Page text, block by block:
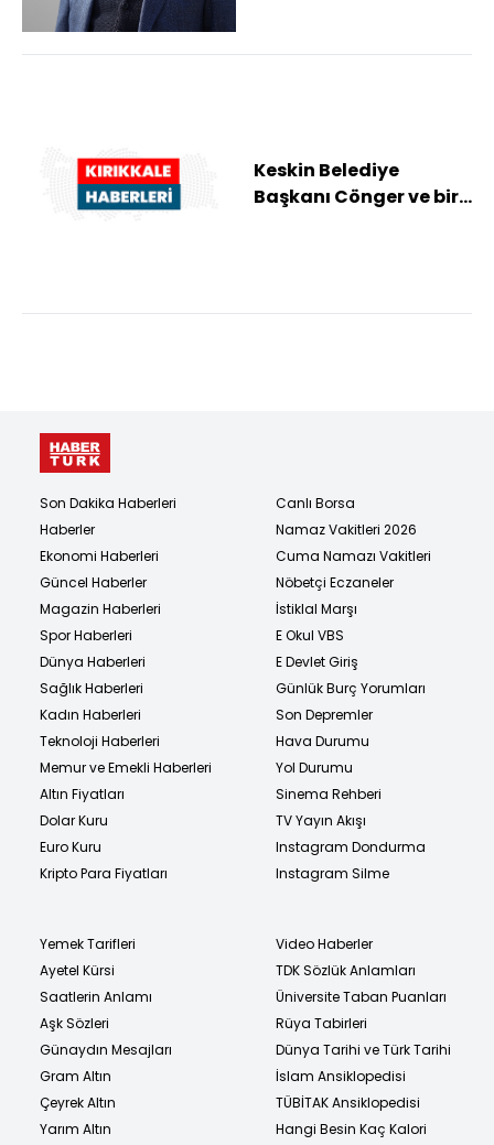
Keskin Belediye
Başkanı Cönger ve bir
Son Dakika Haberleri
Haberler
Ekonomi Haberleri
Güncel Haberler
Magazin Haberleri
Spor Haberleri
Dünya Haberleri
Sağlık Haberleri
Kadın Haberleri
Teknoloji Haberleri
Memur ve Emekli Haberleri
Altın Fiyatları
Dolar Kuru
Euro Kuru
Kripto Para Fiyatları
Canlı Borsa
Namaz Vakitleri 2026
Cuma Namazı Vakitleri
Nöbetçi Eczaneler
İstiklal Marşı
E Okul VBS
E Devlet Giriş
Günlük Burç Yorumları
Son Depremler
Hava Durumu
Yol Durumu
Sinema Rehberi
TV Yayın Akışı
Instagram Dondurma
Instagram Silme
Yemek Tarifleri
Ayetel Kürsi
Saatlerin Anlamı
Aşk Sözleri
Günaydın Mesajları
Gram Altın
Çeyrek Altın
Yarım Altın
Video Haberler
TDK Sözlük Anlamları
Üniversite Taban Puanları
Rüya Tabirleri
Dünya Tarihi ve Türk Tarihi
İslam Ansiklopedisi
TÜBİTAK Ansiklopedisi
Hangi Besin Kaç Kalori